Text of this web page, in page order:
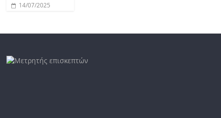
14/07/2025